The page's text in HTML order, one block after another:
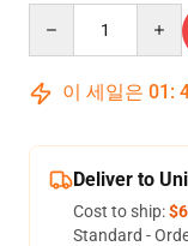
이 세일은 01 :
Deliver to
Cost to ship:
Standard -